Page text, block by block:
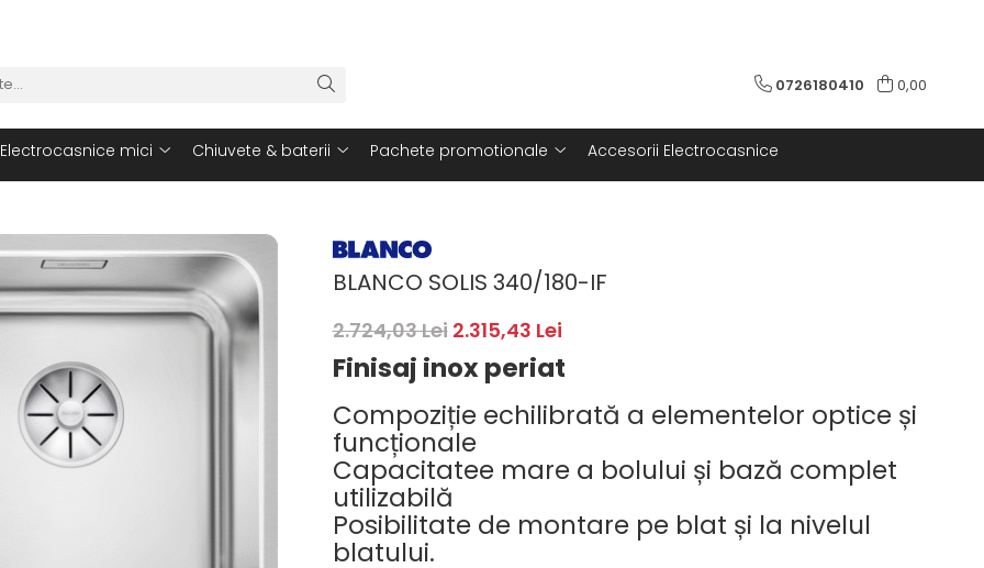
0726180410 0,00
Electrocasnice mici Chiuvete & baterii Pachete promotionale Accesorii Electrocasnice
BLANCO SOLIS 340/180-IF
2.724,03 Lei 2.315,43 Lei
Finisaj inox periat
Compoziție echilibrată a elementelor optice și
funcționale
Capacitatee mare a bolului și bază complet
utilizabilă
Posibilitate de montare pe blat și la nivelul
blatului.